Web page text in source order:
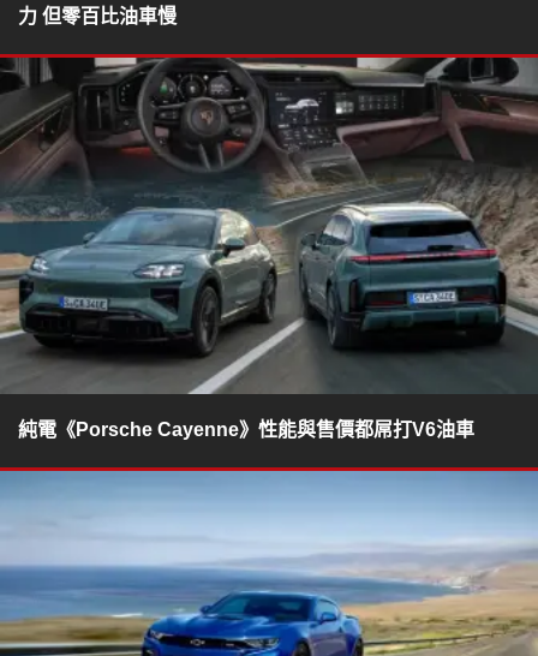
力 但零百比油車慢
純電《Porsche Cayenne》性能與售價都屌打V6油車